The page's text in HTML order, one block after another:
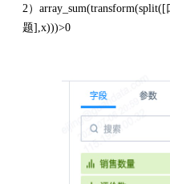
2）
题],x)))>0